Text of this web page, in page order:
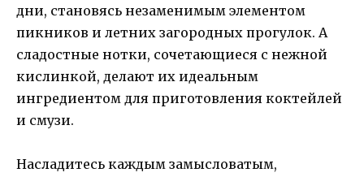
дни, становясь незаменимым элементом
пикников и летних загородных прогулок. А
сладостные нотки, сочетающиеся с нежной
кислинкой, делают их идеальным
ингредиентом для приготовления коктейлей
и смузи.
Насладитесь каждым замысловатым,